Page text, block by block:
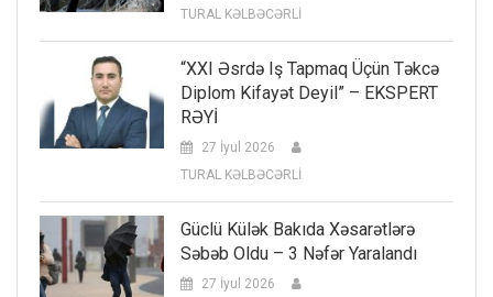
TURAL KƏLBƏCƏRLİ
“XXI Əsrdə Iş Tapmaq Üçün Təkcə
Diplom Kifayət Deyil” – EKSPERT
RƏYİ
27 İyul 2026
TURAL KƏLBƏCƏRLİ
Güclü Külək Bakıda Xəsarətlərə
Səbəb Oldu – 3 Nəfər Yaralandı
27 İyul 2026